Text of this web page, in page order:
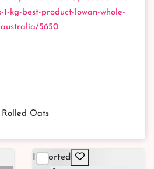
kg-best-product-lowan-whole-
5650
Oats
Imported